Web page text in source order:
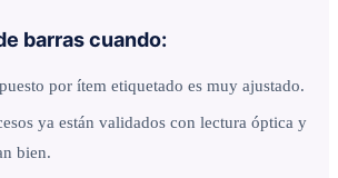
barras cuando:
por ítem etiquetado es muy ajustado.
ya están validados con lectura óptica y
bien.